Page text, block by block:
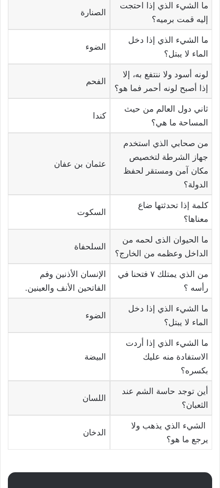
ما الشيء الذي إذا احتجت
إليه قمت برميه؟
الصنارة
ما الشيء الذي إذا دخل
الماء لا يبتل؟
الضوء
لونه أسود ولا ننتفع به، إلا
إذا أصبح لونه أحمر فما هو؟
الفحم
ثاني دول العالم من حيث
المساحة ما هي؟
كندا
من صحابي الذي استخدم
جهاز الشرطة لتخصيص
مكان آمن ومستقر لحفظ
الدولة؟
عثمان بن عفان
كلمة إذا تحدثتها ضاع
معناها؟
السكوت
ما الحيوان الذى لحمه من
الداخل وعظمه من الخارج؟
السلحفاة
من الذي يمتلك ٧ فتحنا في
رأسه ؟
الإنسان الأذنين وفم
الفاتحين الأنف والعينين.
ما الشيء الذي إذا دخل
الماء لا يبتل؟
الضوء
ما الشيء الذي إذا أردت
الاستفادة منه عليك
بكسره؟
البيضة
أين توجد حاسة الشم عند
الثعبان؟
اللسان
الشيء الذي يذهب ولا
يرجع ما هو؟
الدخان